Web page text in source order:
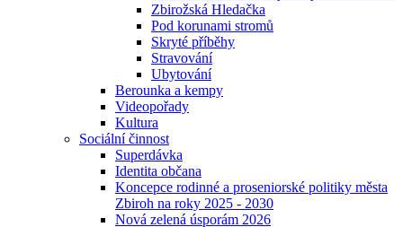
Zbirožská Hledačka
Pod korunami stromů
Skryté příběhy
Stravování
Ubytování
Berounka a kempy
Videopořady
Kultura
Sociální činnost
Superdávka
Identita občana
Koncepce rodinné a proseniorské politiky města
Zbiroh na roky 2025 - 2030
Nová zelená úsporám 2026